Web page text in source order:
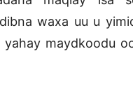
waxa uu u
yahay maydkoodu